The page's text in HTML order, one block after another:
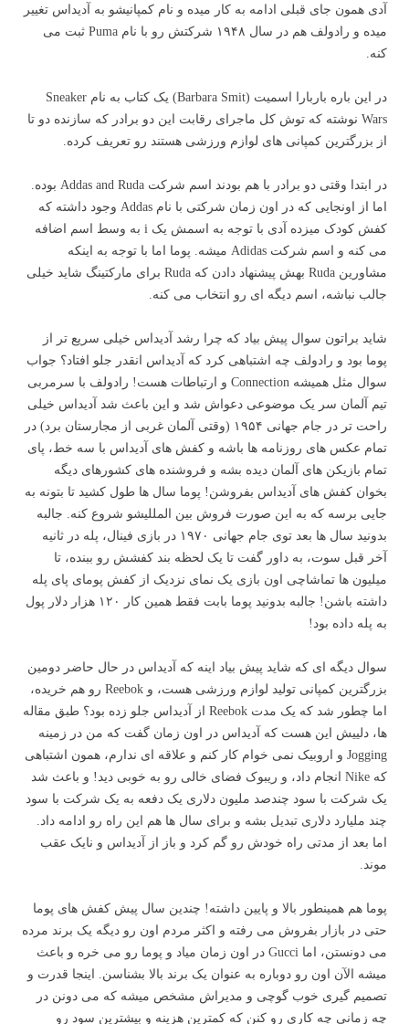
آدی همون جای قبلی ادامه به کار میده و نام کمپانیشو به آدیداس تغییر
میده و رادولف هم در سال ۱۹۴۸ شرکتش رو با نام Puma ثبت می
کنه.
در این باره باربارا اسمیت (Barbara Smit) یک کتاب به نام Sneaker
Wars نوشته که توش کل ماجرای رقابت این دو برادر که سازنده دو تا
از بزرگترین کمپانی های لوازم ورزشی هستند رو تعریف کرده.
در ابتدا وقتی دو برادر با هم بودند اسم شرکت Addas and Ruda بوده.
اما از اونجایی که در اون زمان شرکتی با نام Addas وجود داشته که
کفش کودک میزده آدی با توجه به اسمش یک i به وسط اسم اضافه
می کنه و اسم شرکت Adidas میشه. پوما اما با توجه به اینکه
مشاورین Ruda بهش پیشنهاد دادن که Ruda برای مارکتینگ شاید خیلی
جالب نباشه، اسم دیگه ای رو انتخاب می کنه.
شاید براتون سوال پیش بیاد که چرا رشد آدیداس خیلی سریع تر از
پوما بود و رادولف چه اشتباهی کرد که آدیداس انقدر جلو افتاد؟ جواب
سوال مثل همیشه Connection و ارتباطات هست! رادولف با سرمربی
تیم آلمان سر یک موضوعی دعواش شد و این باعث شد آدیداس خیلی
راحت تر در جام جهانی ۱۹۵۴ (وقتی آلمان غربی از مجارستان برد) در
تمام عکس های روزنامه ها باشه و کفش های آدیداس با سه خط، پای
تمام بازیکن های آلمان دیده بشه و فروشنده های کشورهای دیگه
بخوان کفش های آدیداس بفروشن! پوما سال ها طول کشید تا بتونه به
جایی برسه که به این صورت فروش بین المللیشو شروع کنه. جالبه
بدونید سال ها بعد توی جام جهانی ۱۹۷۰ در بازی فینال، پله در ثانیه
آخر قبل سوت، به داور گفت تا یک لحظه بند کفشش رو ببنده، تا
میلیون ها تماشاچی اون بازی یک نمای نزدیک از کفش پومای پای پله
داشته باشن! جالبه بدونید پوما بابت فقط همین کار ۱۲۰ هزار دلار پول
به پله داده بود!
سوال دیگه ای که شاید پیش بیاد اینه که آدیداس در حال حاضر دومین
بزرگترین کمپانی تولید لوازم ورزشی هست، و Reebok رو هم خریده،
اما چطور شد که یک مدت Reebok از آدیداس جلو زده بود؟ طبق مقاله
ها، دلییش این هست که آدیداس در اون زمان گفت که من در زمینه
Jogging و اروبیک نمی خوام کار کنم و علاقه ای ندارم، همون اشتباهی
که Nike انجام داد، و ریبوک فضای خالی رو به خوبی دید! و باعث شد
یک شرکت با سود چندصد ملیون دلاری یک دفعه به یک شرکت با سود
چند ملیارد دلاری تبدیل بشه و برای سال ها هم این راه رو ادامه داد.
اما بعد از مدتی راه خودش رو گم کرد و باز از آدیداس و نایک عقب
موند.
پوما هم همینطور بالا و پایین داشته! چندین سال پیش کفش های پوما
حتی در بازار بفروش می رفته و اکثر مردم اون رو دیگه یک برند مرده
می دونستن، اما Gucci در اون زمان میاد و پوما رو می خره و باعث
میشه الآن اون رو دوباره به عنوان یک برند بالا بشناسن. اینجا قدرت و
تصمیم گیری خوب گوچی و مدیراش مشخص میشه که می دونن در
چه زمانی چه کاری رو کنن که کمترین هزینه و بیشترین سود رو